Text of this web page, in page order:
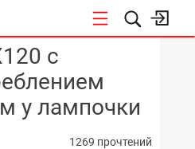
КОНФЕРЕНЦИИ
с
у лампочки
1269 прочтений